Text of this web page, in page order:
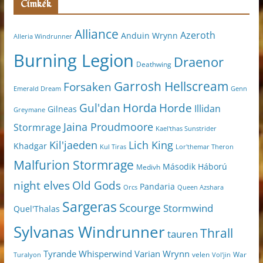
Címkék
Alleria Windrunner Alliance Anduin Wrynn Azeroth
Burning Legion Deathwing Draenor
Emerald Dream Forsaken Garrosh Hellscream Genn
Greymane Gilneas Gul'dan Horda Horde Illidan
Stormrage Jaina Proudmoore Kael'thas Sunstrider
Khadgar Kil'jaeden Kul Tiras Lich King Lor'themar Theron
Malfurion Stormrage Medivh Második Háború
night elves Old Gods Orcs Pandaria Queen Azshara
Quel'Thalas Sargeras Scourge Stormwind
Sylvanas Windrunnertauren Thrall
Turalyon Tyrande Whisperwind Varian Wrynn velen Vol'jin War